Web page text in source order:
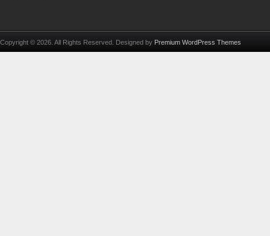
Copyright © 2026. All Rights Reserved. Designed by Premium WordPress Themes